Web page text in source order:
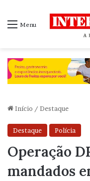
Menu
Início / Destaque
Destaque Polícia
Operação
mandados